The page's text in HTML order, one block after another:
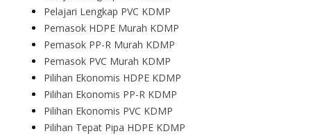
Pelajari Lengkap PVC KDMP
Pemasok HDPE Murah KDMP
Pemasok PP-R Murah KDMP
Pemasok PVC Murah KDMP
Pilihan Ekonomis HDPE KDMP
Pilihan Ekonomis PP-R KDMP
Pilihan Ekonomis PVC KDMP
Pilihan Tepat Pipa HDPE KDMP